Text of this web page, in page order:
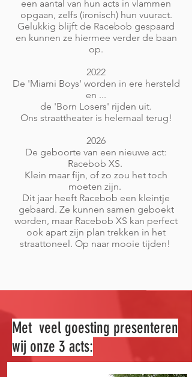
een aantal van hun acts in vlammen
opgaan, zelfs (ironisch) hun vuuract.
Gelukkig blijft de Racebob gespaard
en kunnen ze hiermee verder de baan
op.
2022
De 'Miami Boys' worden in ere hersteld
en ...
de 'Born Losers' rijden uit.
Ons straattheater is helemaal terug!
2026
De geboorte van een nieuwe act:
Racebob XS.
Klein maar fijn, of zo zou het toch
moeten zijn.
Dit jaar heeft Racebob een kleintje
gebaard. Ze kunnen samen geboekt
worden, maar Racebob XS kan perfect
ook apart zijn plan trekken in het
straattoneel. Op naar mooie tijden!
Met veel goesting presenteren
wij onze 3 acts: